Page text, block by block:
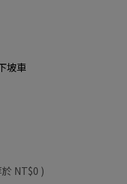
坡車
NT$0 )